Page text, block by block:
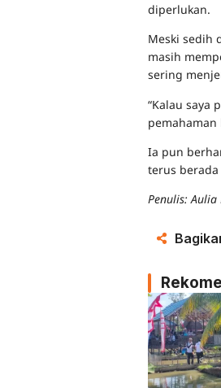
diperlukan.
Meski sedih
masih
sering
“Kalau saya
pemahaman
Ia pun
terus
Penulis: Aulia